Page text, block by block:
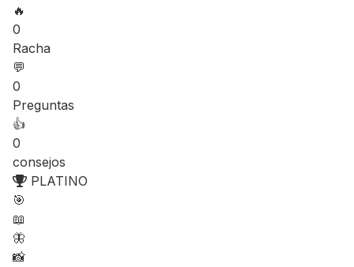
🔥
0
Racha
💬
0
Preguntas
👍
0
consejos
PLATINO
🎯
📖
🦋
📸